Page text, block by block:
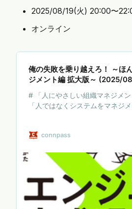
2025/08/19(火) 20:00〜
オンライン
俺の失敗を乗り越えろ！ ～ほ
ジメント編 拡大版～ (2025/
# 「人にやさしい組織マネジメ
「人ではなくシステムをマネジ
クトマネージャー、リーダー、チ
を推進する方全てを対象にして
若手技術者の離職やモチベーシ
ダーにとって大きな悩みの種で
むリーダーの皆様に、良いソフ
える6要素（目標、役割、オープ
connpass